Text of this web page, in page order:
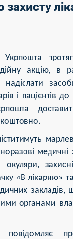
захисту
акцію, в
і пацієнтів
медичні
окуляри,
«В лікарню»
закладів,
органами